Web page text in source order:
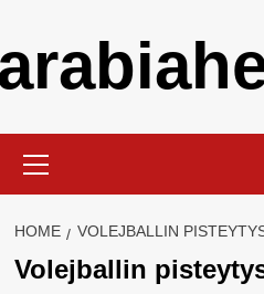
content
Menu
HOME VOLEJBALLIN
Volejballin